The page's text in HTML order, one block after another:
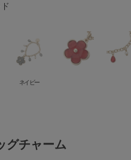
ジュ
ー
ネイビー
グチャーム